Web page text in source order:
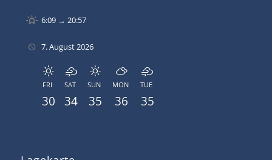
6:09 → 20:57
7. August 2026
FRI
30
SAT
34
SUN
35
MON
36
TUE
35